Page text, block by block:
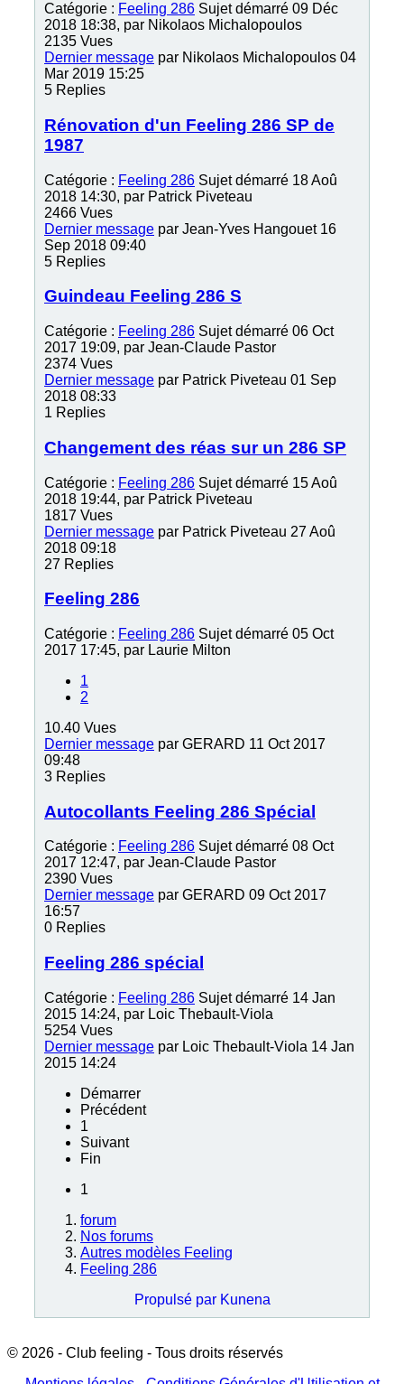
Catégorie : Feeling 286 Sujet démarré 09 Déc
2018 18:38, par Nikolaos Michalopoulos
2135 Vues
Dernier message par Nikolaos Michalopoulos 04
Mar 2019 15:25
5 Replies
Rénovation d'un Feeling 286 SP de
1987
Catégorie : Feeling 286 Sujet démarré 18 Aoû
2018 14:30, par Patrick Piveteau
2466 Vues
Dernier message par Jean-Yves Hangouet 16
Sep 2018 09:40
5 Replies
Guindeau Feeling 286 S
Catégorie : Feeling 286 Sujet démarré 06 Oct
2017 19:09, par Jean-Claude Pastor
2374 Vues
Dernier message par Patrick Piveteau 01 Sep
2018 08:33
1 Replies
Changement des réas sur un 286 SP
Catégorie : Feeling 286 Sujet démarré 15 Aoû
2018 19:44, par Patrick Piveteau
1817 Vues
Dernier message par Patrick Piveteau 27 Aoû
2018 09:18
27 Replies
Feeling 286
Catégorie : Feeling 286 Sujet démarré 05 Oct
2017 17:45, par Laurie Milton
1
2
10.40 Vues
Dernier message par GERARD 11 Oct 2017
09:48
3 Replies
Autocollants Feeling 286 Spécial
Catégorie : Feeling 286 Sujet démarré 08 Oct
2017 12:47, par Jean-Claude Pastor
2390 Vues
Dernier message par GERARD 09 Oct 2017
16:57
0 Replies
Feeling 286 spécial
Catégorie : Feeling 286 Sujet démarré 14 Jan
2015 14:24, par Loic Thebault-Viola
5254 Vues
Dernier message par Loic Thebault-Viola 14 Jan
2015 14:24
Démarrer
Précédent
1
Suivant
Fin
1
forum
Nos forums
Autres modèles Feeling
Feeling 286
Propulsé par Kunena
© 2026 - Club feeling - Tous droits réservés